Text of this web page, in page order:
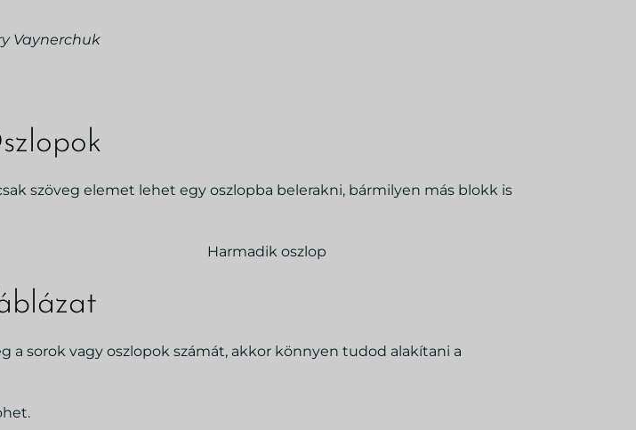
Vaynerchuk
szöveg elemet lehet egy oszlopba belerakni, bármilyen más blokk is
Harmadik oszlop
a sorok vagy oszlopok számát, akkor könnyen tudod alakítani a